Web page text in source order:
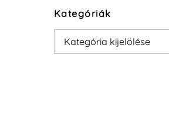
Kategóriák
Kategóriák